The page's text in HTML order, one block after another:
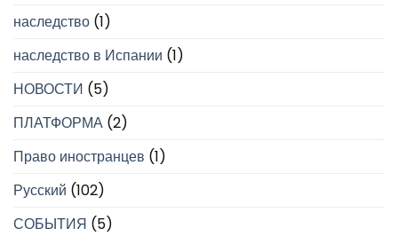
наследство (1)
наследство в Испании (1)
НОВОСТИ (5)
ПЛАТФОРМА (2)
Право иностранцев (1)
Русский (102)
СОБЫТИЯ (5)